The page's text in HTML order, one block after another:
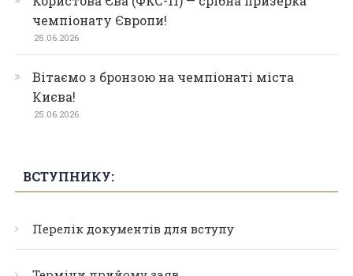
чемпіонату Європи!
25.06.2026
Вітаємо з бронзою на чемпіонаті міста
Києва!
25.06.2026
ВСТУПНИКУ:
Перелік документів для вступу